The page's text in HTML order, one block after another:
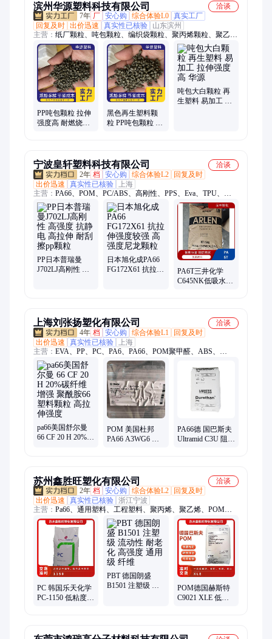
滨州华源塑料科技有限公司
洽谈
7年 厂 安心购 综合体验L0 真实工厂
回复及时 出价迅速 真实性已核验
山东滨州
主营： 纸厂颗粒、吨包颗粒、编织袋颗粒、聚丙烯颗粒、聚乙烯
颗粒、再生pp颗粒、纸浆颗粒、纯吨包颗粒、注塑颗粒、拉丝颗
粒、pppe复合颗粒、再生颗粒、黑色pp吨包颗粒、纸厂颗粒厂
家、吨包颗粒厂家、编织袋颗粒厂家、蓝色吨包塑料颗粒、黑色
纸厂塑料颗粒、PE复合塑料颗粒、纸厂改性颗粒、PP塑料颗
粒、40目美费颗粒、聚丙烯吨包颗粒、pe纸厂颗粒、PE材质预埋
套筒
PP吨包颗粒 拉伸
强度高 耐燃烧不
黑色再生塑料颗
粒 PP吨包颗粒 拉
吨包大白颗粒 再
生塑料 易加工 拉
宁波皇轩塑料科技有限公司
洽谈
2年 档 安心购 综合体验L2
回复及时
出价迅速
真实性已核验
上海
主营： PA66、POM、PC/ABS、高刚性、PPS、Eva、TPU、
POE、pa6t、Pa9t、ppsu、Tpu、Tpv、1180a、Peek、M800e、
PVDF、Pmma、Tpee、Pom100p、Pom500p、Pom900p、
Abs747、Abs757、独山子800h、PoK
PP日本普瑞曼
J702LJ高刚性 高
日本旭化成PA66
FG172X61 抗拉伸
PA6T三井化学
C645NK低吸水性
上海刘张扬塑化有限公司
洽谈
4年 档 安心购 综合体验L1
回复及时
出价迅速
真实性已核验
上海
主营： EVA、PP、PC、PA6、PA66、POM聚甲醛、ABS、
PPS、PE、PETG、PMMA、PBT
pa66美国舒尔曼
66 CF 20 H 20%碳
POM 美国杜邦
PA66 A3WG6 尺
PA66德 国巴斯夫
Ultramid C3U 阻燃
苏州鑫胜旺塑化有限公司
洽谈
2年 档 安心购 综合体验L2
回复及时
出价迅速
真实性已核验 浙江宁波
主营： Pa66、通用塑料、工程塑料、聚丙烯、聚乙烯、POM、
聚甲醛、亚克力、弹性体、EVA
PC 韩国乐天化学
PC-1150 低粘度
PBT 德国朗盛
B1501 注塑级 流
POM德国赫斯特
C9021 XLE 低挥